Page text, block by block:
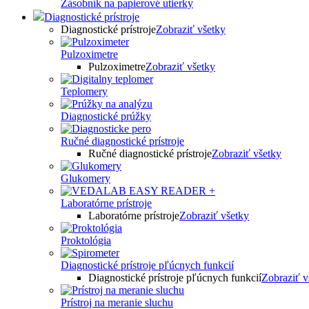
Zásobník na papierové utierky
Diagnostické prístroje
Diagnostické prístrojeZobraziť všetky
Pulzoximetre
PulzoximetreZobraziť všetky
Teplomery
Diagnostické prúžky
Ručné diagnostické prístroje
Ručné diagnostické prístrojeZobraziť všetky
Glukomery
Laboratórne prístroje
Laboratórne prístrojeZobraziť všetky
Proktológia
Diagnostické prístroje pľúcnych funkcií
Diagnostické prístroje pľúcnych funkciíZobraziť
Prístroj na meranie sluchu